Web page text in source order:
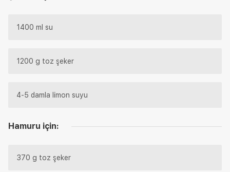
1400 ml su
1200 g toz şeker
4-5 damla limon suyu
Hamuru için:
370 g toz şeker